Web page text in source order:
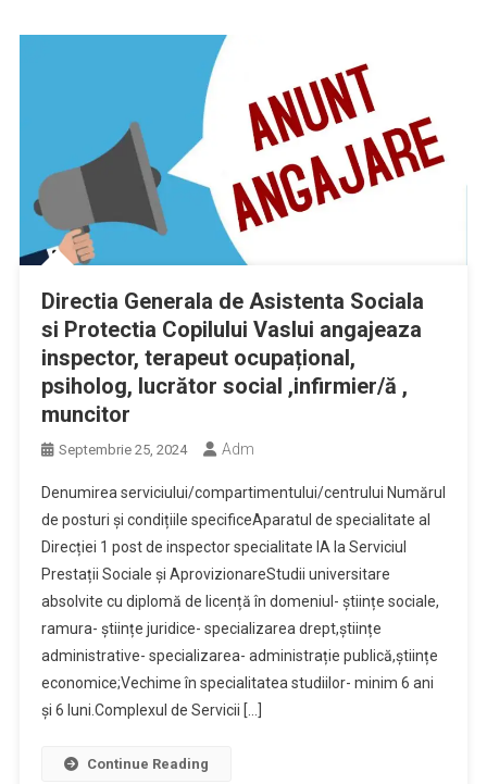
Directia Generala de Asistenta Sociala
si Protectia Copilului Vaslui angajeaza
inspector, terapeut ocupațional,
psiholog, lucrător social ,infirmier/ă ,
muncitor
Septembrie 25, 2024 Adm
Denumirea serviciului/compartimentului/centrului Numărul
de posturi și condițiile specificeAparatul de specialitate al
Direcției 1 post de inspector specialitate IA la Serviciul
Prestații Sociale și AprovizionareStudii universitare
absolvite cu diplomă de licență în domeniul- științe sociale,
ramura- științe juridice- specializarea drept,științe
administrative- specializarea- administrație publică,științe
economice;Vechime în specialitatea studiilor- minim 6 ani
și 6 luni.Complexul de Servicii […]
Continue Reading